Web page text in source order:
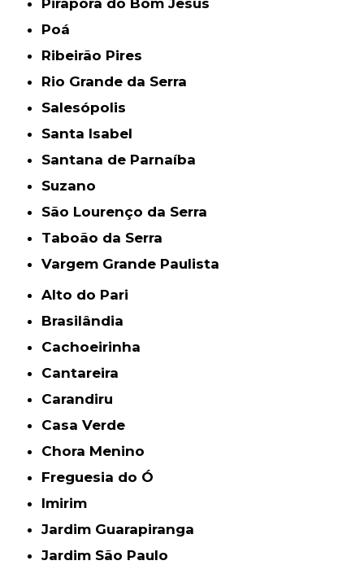
Pirapora do Bom Jesus
Poá
Ribeirão Pires
Rio Grande da Serra
Salesópolis
Santa Isabel
Santana de Parnaíba
Suzano
São Lourenço da Serra
Taboão da Serra
Vargem Grande Paulista
Alto do Pari
Brasilândia
Cachoeirinha
Cantareira
Carandiru
Casa Verde
Chora Menino
Freguesia do Ó
Imirim
Jardim Guarapiranga
Jardim São Paulo